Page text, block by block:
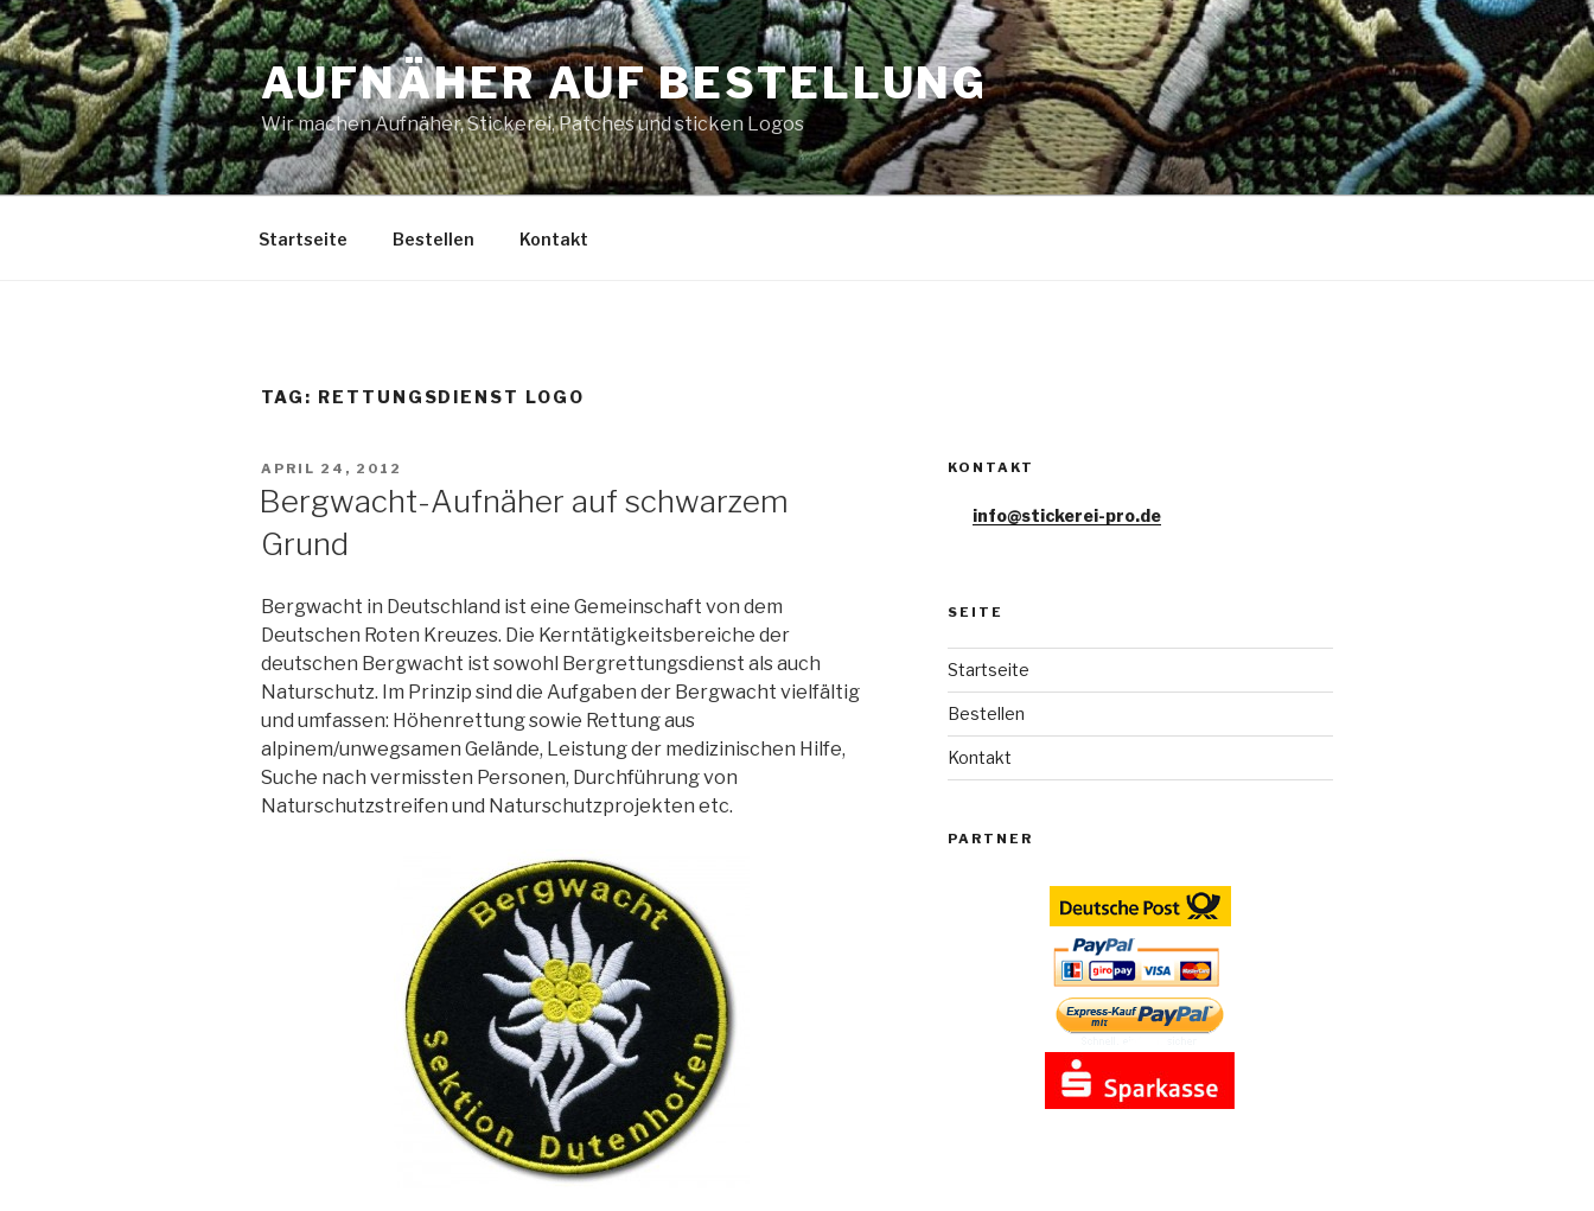
Skip
to
content
AUFNÄHER AUF BESTELLUNG
Wir machen Aufnäher, Stickerei, Patches und sticken Logos
Startseite Bestellen Kontakt
TAG: RETTUNGSDIENST LOGO
POSTED
ON
APRIL 24, 2012
Bergwacht-Aufnäher auf schwarzem
Grund
Bergwacht in Deutschland ist eine Gemeinschaft von dem
Deutschen Roten Kreuzes. Die Kerntätigkeitsbereiche der
deutschen Bergwacht ist sowohl Bergrettungsdienst als auch
Naturschutz. Im Prinzip sind die Aufgaben der Bergwacht vielfältig
und umfassen: Höhenrettung sowie Rettung aus
alpinem/unwegsamen Gelände, Leistung der medizinischen Hilfe,
Suche nach vermissten Personen, Durchführung von
Naturschutzstreifen und Naturschutzprojekten etc.
KONTAKT
info@stickerei-pro.de
SEITE
Startseite
Bestellen
Kontakt
PARTNER